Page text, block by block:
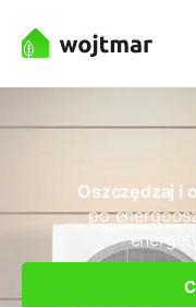
Oszczędzaj i
po